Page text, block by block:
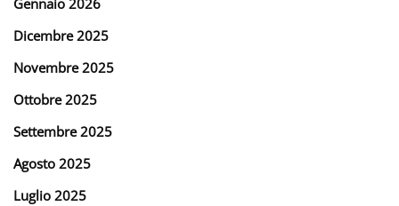
Dicembre 2025
Novembre 2025
Ottobre 2025
Settembre 2025
Agosto 2025
Luglio 2025